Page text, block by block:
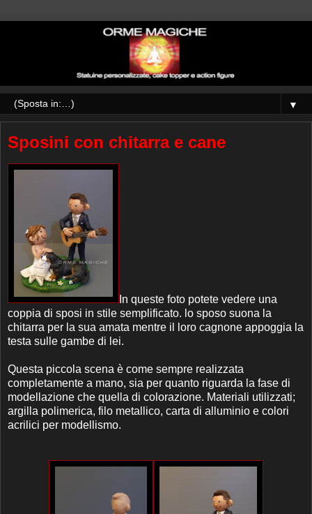
▼
Sposini con chitarra e cane
In queste foto potete vedere una
coppia di sposi in stile semplificato. lo sposo suona la
chitarra per la sua amata mentre il loro cagnone appoggia la
testa sulle gambe di lei.
Questa piccola scena è come sempre realizzata
completamente a mano, sia per quanto riguarda la fase di
modellazione che quella di colorazione. Materiali utilizzati;
argilla polimerica, filo metallico, carta di alluminio e colori
acrilici per modellismo.